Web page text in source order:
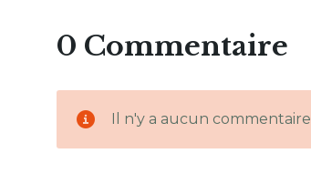
0 Commentaire
Il n'y a aucun